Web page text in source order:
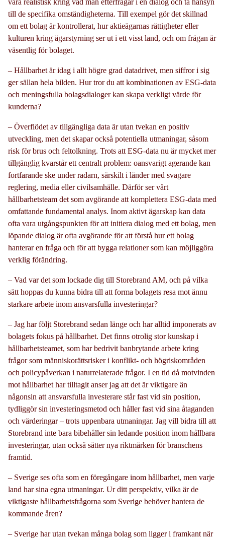
vara realistisk kring vad man efterfrågar i en dialog och ta hänsyn
till de specifika omständigheterna. Till exempel gör det skillnad
om ett bolag är kontrollerat, hur aktieägarnas rättigheter eller
kulturen kring ägarstyrning ser ut i ett visst land, och om frågan är
väsentlig för bolaget.
– Hållbarhet är idag i allt högre grad datadrivet, men siffror i sig
ger sällan hela bilden. Hur tror du att kombinationen av ESG-data
och meningsfulla bolagsdialoger kan skapa verkligt värde för
kunderna?
– Överflödet av tillgängliga data är utan tvekan en positiv
utveckling, men det skapar också potentiella utmaningar, såsom
risk för brus och feltolkning. Trots att ESG-data nu är mycket mer
tillgänglig kvarstår ett centralt problem: oansvarigt agerande kan
fortfarande ske under radarn, särskilt i länder med svagare
reglering, media eller civilsamhälle. Därför ser vårt
hållbarhetsteam det som avgörande att komplettera ESG-data med
omfattande fundamental analys. Inom aktivt ägarskap kan data
ofta vara utgångspunkten för att initiera dialog med ett bolag, men
löpande dialog är ofta avgörande för att förstå hur ett bolag
hanterar en fråga och för att bygga relationer som kan möjliggöra
verklig förändring.
– Vad var det som lockade dig till Storebrand AM, och på vilka
sätt hoppas du kunna bidra till att forma bolagets resa mot ännu
starkare arbete inom ansvarsfulla investeringar?
– Jag har följt Storebrand sedan länge och har alltid imponerats av
bolagets fokus på hållbarhet. Det finns otrolig stor kunskap i
hållbarhetsteamet, som har bedrivit banbrytande arbete kring
frågor som människorättsrisker i konflikt- och högriskområden
och policypåverkan i naturrelaterade frågor. I en tid då motvinden
mot hållbarhet har tilltagit anser jag att det är viktigare än
någonsin att ansvarsfulla investerare står fast vid sin position,
tydliggör sin investeringsmetod och håller fast vid sina åtaganden
och värderingar – trots uppenbara utmaningar. Jag vill bidra till att
Storebrand inte bara bibehåller sin ledande position inom hållbara
investeringar, utan också sätter nya riktmärken för branschens
framtid.
– Sverige ses ofta som en föregångare inom hållbarhet, men varje
land har sina egna utmaningar. Ur ditt perspektiv, vilka är de
viktigaste hållbarhetsfrågorna som Sverige behöver hantera de
kommande åren?
– Sverige har utan tvekan många bolag som ligger i framkant när